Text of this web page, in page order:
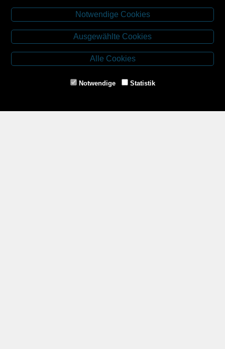
Kontakt
Budweiser Str. 3
3943 Schrems
Tel.: 02853/77239
E-Mail: schrems@spazierer.at
Notwendige Cookies
Ausgewählte Cookies
Alle Cookies
Notwendige Statistik